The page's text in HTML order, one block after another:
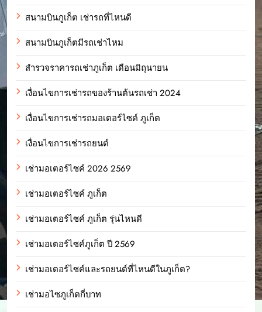
สนามบินภูเก็ต เช่ารถที่ไหนดี
สนามบินภูเก็ตมีรถเช่าไหม
สำรวจราคารถเช่าภูเก็ต เดือนมิถุนายน
เงื่อนไขการเช่ารถของร้านต้นรถเช่า 2024
เงื่อนไขการเช่ารถมอเตอร์ไซค์ ภูเก็ต
เงื่อนไขการเช่ารถยนต์
เช่ามอเตอร์ไซค์ 2026 2569
เช่ามอเตอร์ไซค์ ภูเก็ต
เช่ามอเตอร์ไซค์ ภูเก็ต รุ่นไหนดี
เช่ามอเตอร์ไซค์ภูเก็ต ปี 2569
เช่ามอเตอร์ไซค์และรถยนต์ที่ไหนดีในภูเก็ต?
เช่ามอไซภูเก็ตกี่บาท